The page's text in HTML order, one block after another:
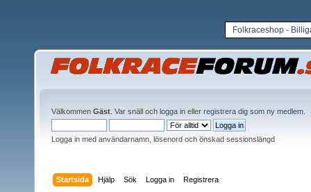
Folkraceshop -
Välkommen Gäst . Var snäll och logga in eller registrera dig som ny medlem
Logga in med användarnamn, lösenord och önskad sessionslängd
Startsida Hjälp Sök Logga in Registrera